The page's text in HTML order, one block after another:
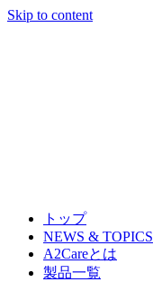
Skip to content
トップ
NEWS & TOPICS
A2Careとは
製品一覧